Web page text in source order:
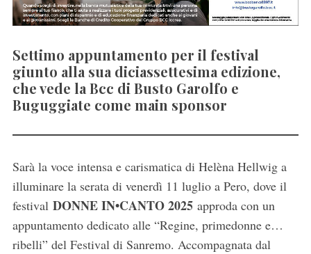
Settimo appuntamento per il festival
giunto alla sua diciassettesima edizione,
che vede la Bcc di Busto Garolfo e
Buguggiate come main sponsor
Sarà la voce intensa e carismatica di Helèna Hellwig a
illuminare la serata di venerdì 11 luglio a Pero, dove il
festival DONNE IN•CANTO 2025 approda con un
appuntamento dedicato alle “Regine, primedonne e…
ribelli” del Festival di Sanremo. Accompagnata dal